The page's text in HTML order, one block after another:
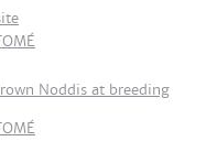
Noddis at breeding